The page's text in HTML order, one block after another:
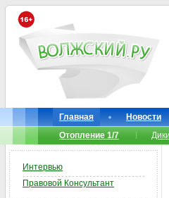
Главная Новости
Отопление 1/7
Интервью
Правовой Консультант